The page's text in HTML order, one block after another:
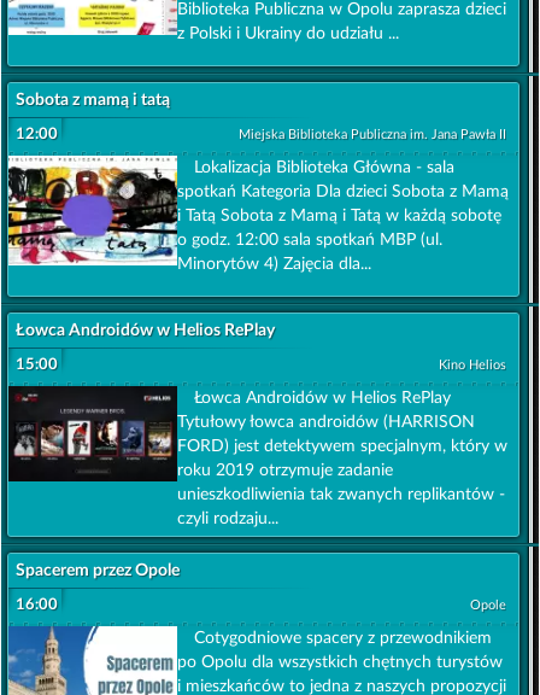
Biblioteka Publiczna w Opolu zaprasza dzieci
z Polski i Ukrainy do udziału ...
12:00
Sobota z mamą i tatą
Miejska Biblioteka Publiczna im. Jana Pawła II
Lokalizacja Biblioteka Główna - sala
spotkań Kategoria Dla dzieci Sobota z Mamą
i Tatą Sobota z Mamą i Tatą w każdą sobotę
o godz. 12:00 sala spotkań MBP (ul.
Minorytów 4) Zajęcia dla...
15:00
Łowca Androidów w Helios RePlay
Kino Helios
Łowca Androidów w Helios RePlay
Tytułowy łowca androidów (HARRISON
FORD) jest detektywem specjalnym, który w
roku 2019 otrzymuje zadanie
unieszkodliwienia tak zwanych replikantów -
czyli rodzaju...
16:00
Spacerem przez Opole
Opole
Cotygodniowe spacery z przewodnikiem
po Opolu dla wszystkich chętnych turystów
i mieszkańców to jedna z naszych propozycji